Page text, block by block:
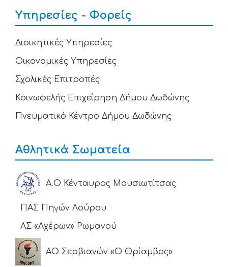
Υπηρεσίες - Φορείς
Διοικητικές Υπηρεσίες
Οικονομικές Υπηρεσίες
Σχολικές Επιτροπές
Κοινωφελής Επιχείρηση Δήμου Δωδώνης
Πνευματικό Κέντρο Δήμου Δωδώνης
Αθλητικά Σωματεία
Α.Ο Κένταυρος Μουσιωτίτσας
ΠΑΣ Πηγών Λούρου
ΑΣ «Αχέρων» Ρωμανού
ΑΟ Σερβιανών «Ο Θρίαμβος»